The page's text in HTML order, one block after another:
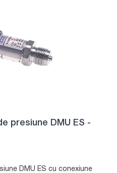
presiune DMU ES -
DMU ES cu conexiune